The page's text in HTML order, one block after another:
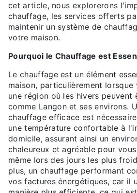
cet article, nous explorerons
chauffage, les services offerts
maintenir un système de
votre maison.
Pourquoi le Chauffage est
Le chauffage est un élément
maison, particulièrement lorsque
une région où les hivers peuvent
comme Langon et ses environs.
chauffage efficace est
une température confortable à
domicile, assurant ainsi un
chaleureux et agréable pour
même lors des jours les plus
plus, un chauffage performant
vos factures énergétiques, car il